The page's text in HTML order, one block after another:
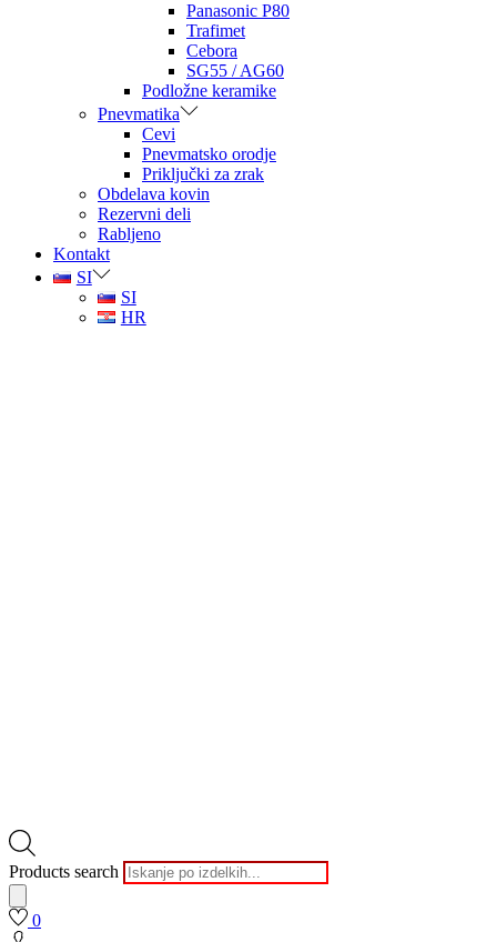
Panasonic P80
Trafimet
Cebora
SG55 / AG60
Podložne keramike
Pnevmatika
Cevi
Pnevmatsko orodje
Priključki za zrak
Obdelava kovin
Rezervni deli
Rabljeno
Kontakt
SI
SI
HR
Products search
0